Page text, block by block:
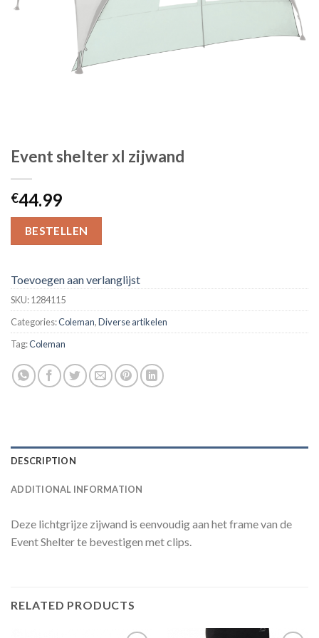
Event shelter xl zijwand
€44.99
BESTELLEN
Toevoegen aan verlanglijst
SKU:1284115
Categories:Coleman,Diverse artikelen
Tag:Coleman
DESCRIPTION
ADDITIONAL INFORMATION
Deze lichtgrijze zijwand is eenvoudig aan het frame van de
Event Shelter te bevestigen met clips.
RELATED PRODUCTS